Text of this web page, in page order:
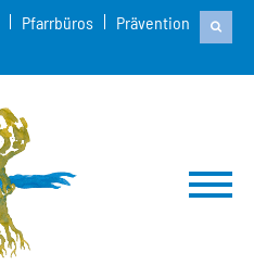
Pfarrbüros
Prävention